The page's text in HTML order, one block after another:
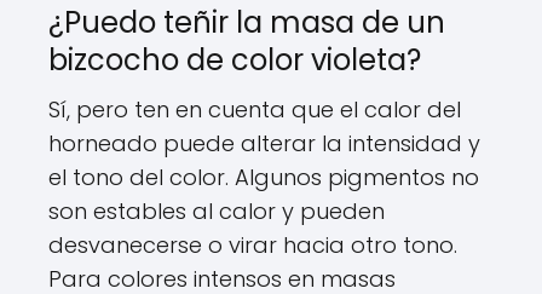
¿Puedo teñir la masa de un
bizcocho de color violeta?
Sí, pero ten en cuenta que el calor del
horneado puede alterar la intensidad y
el tono del color. Algunos pigmentos no
son estables al calor y pueden
desvanecerse o virar hacia otro tono.
Para colores intensos en masas